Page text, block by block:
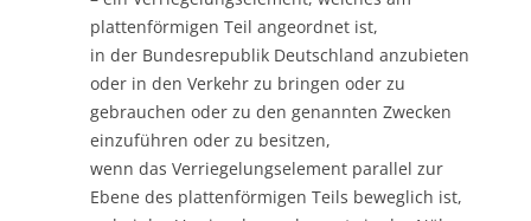
plattenförmigen Teil angeordnet ist,
in der Bundesrepublik Deutschland anzubieten
oder in den Verkehr zu bringen oder zu
gebrauchen oder zu den genannten Zwecken
einzuführen oder zu besitzen,
wenn das Verriegelungselement parallel zur
Ebene des plattenförmigen Teils beweglich ist,